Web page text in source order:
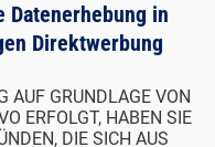
Datenerhebung in
Direktwerbung
AUF GRUNDLAGE VON
ERFOLGT, HABEN SIE
DIE SICH AUS